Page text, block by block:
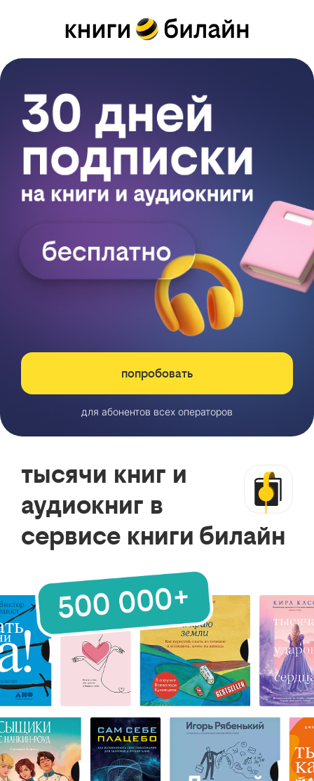
попробовать
для абонентов всех операторов
тысячи книг и
аудиокниг в
сервисе книги билайн